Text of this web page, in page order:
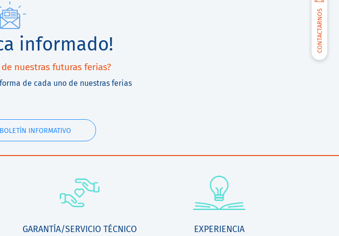
CONTACTARNOS
informado!
nuestras futuras ferias?
de cada uno de nuestras ferias
INFORMATIVO
GARANTÍA/SERVICIO TÉCNICO EXPERIENCIA